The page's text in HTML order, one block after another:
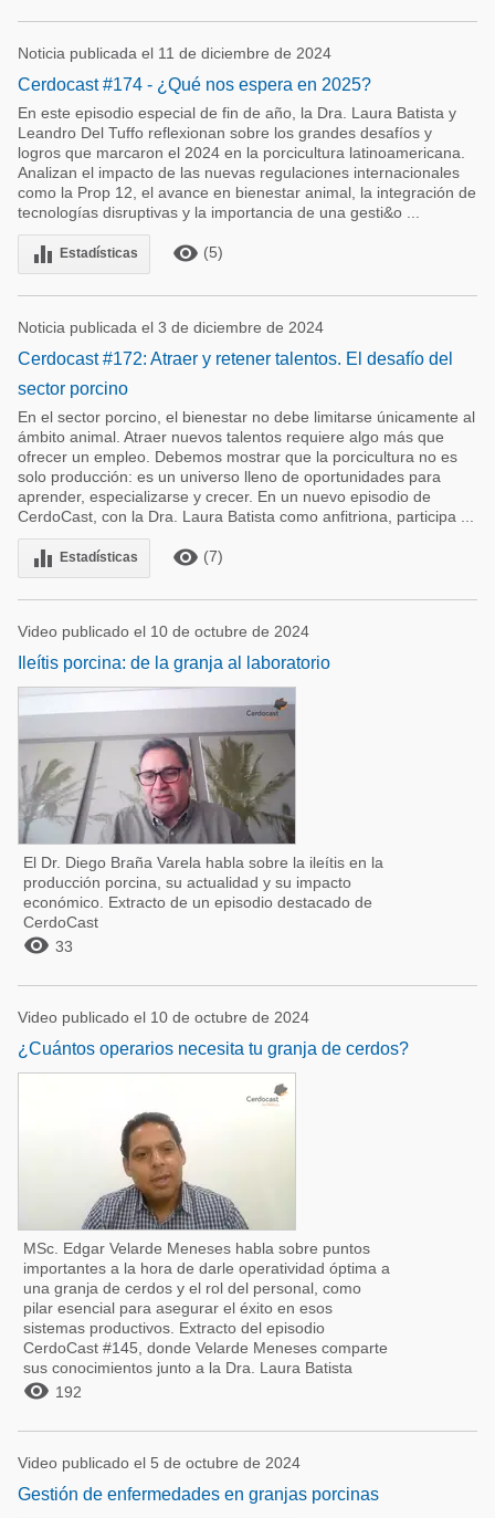
Noticia publicada el 11 de diciembre de 2024
Cerdocast #174 - ¿Qué nos espera en 2025?
En este episodio especial de fin de año, la Dra. Laura Batista y
Leandro Del Tuffo reflexionan sobre los grandes desafíos y
logros que marcaron el 2024 en la porcicultura latinoamericana.
Analizan el impacto de las nuevas regulaciones internacionales
como la Prop 12, el avance en bienestar animal, la integración de
tecnologías disruptivas y la importancia de una gesti&o ...
equalizer Estadísticas remove_red_eye (5)
Noticia publicada el 3 de diciembre de 2024
Cerdocast #172: Atraer y retener talentos. El desafío del
sector porcino
En el sector porcino, el bienestar no debe limitarse únicamente al
ámbito animal. Atraer nuevos talentos requiere algo más que
ofrecer un empleo. Debemos mostrar que la porcicultura no es
solo producción: es un universo lleno de oportunidades para
aprender, especializarse y crecer. En un nuevo episodio de
CerdoCast, con la Dra. Laura Batista como anfitriona, participa ...
equalizer Estadísticas remove_red_eye (7)
Video publicado el 10 de octubre de 2024
Ileítis porcina: de la granja al laboratorio
El Dr. Diego Braña Varela habla sobre la ileítis en la
producción porcina, su actualidad y su impacto
económico. Extracto de un episodio destacado de
CerdoCast
 33
Video publicado el 10 de octubre de 2024
¿Cuántos operarios necesita tu granja de cerdos?
MSc. Edgar Velarde Meneses habla sobre puntos
importantes a la hora de darle operatividad óptima a
una granja de cerdos y el rol del personal, como
pilar esencial para asegurar el éxito en esos
sistemas productivos. Extracto del episodio
CerdoCast #145, donde Velarde Meneses comparte
sus conocimientos junto a la Dra. Laura Batista
 192
Video publicado el 5 de octubre de 2024
Gestión de enfermedades en granjas porcinas